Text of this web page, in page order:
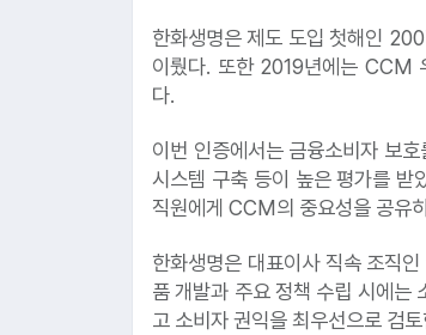
한화생명은 제도 도입 첫해인
이뤘다. 또한 2019년에는 CCM
다.
이번 인증에서는 금융소비자 보
시스템 구축 등이 높은 평가를 받
직원에게 CCM의 중요성을 공유
한화생명은 대표이사 직속 조직
품 개발과 주요 정책 수립 시에는
고 소비자 권익을 최우선으로 검